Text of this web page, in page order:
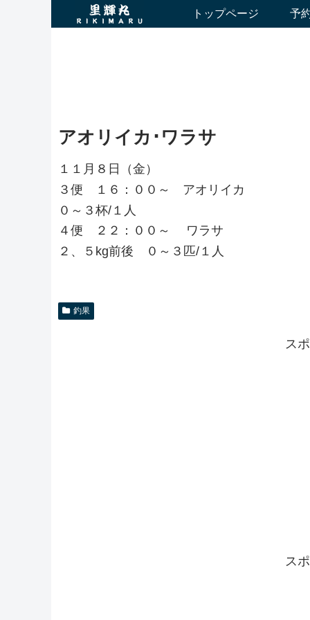
トップページ 予
アオリイカ･ワラサ
１１月８日（金）
３便 １６：００～ アオリイカ
０～３杯/１人
４便 ２２：００～ ワラサ
２、５kg前後 ０～３匹/１人
釣果
ス
ス